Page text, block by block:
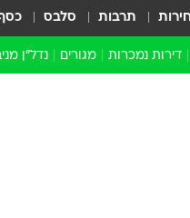
תרבות סלבס
דירות נמכרות מגורים נדל"ן